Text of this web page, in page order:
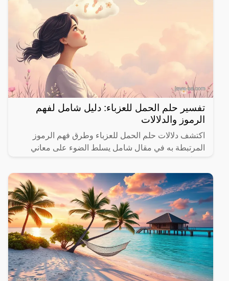
تفسير حلم الحمل للعزباء: دليل شامل لفهم
الرموز والدلالات
اكتشف دلالات حلم الحمل للعزباء وطرق فهم الرموز
المرتبطة به في مقال شامل يسلط الضوء على معاني